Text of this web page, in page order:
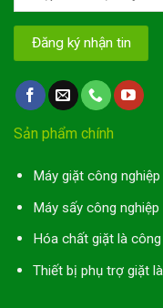
Sản phẩm chính
Máy giặt công nghiệp
Máy sấy công nghiệp
Hóa chất giặt là công
Thiết bị phụ trợ giặt là